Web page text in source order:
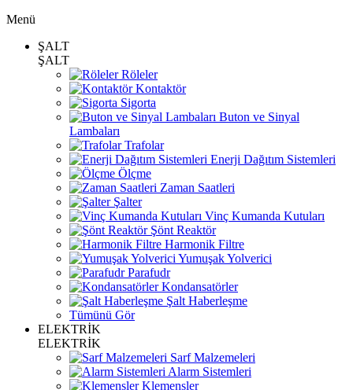
Menü
ŞALT
ŞALT
Röleler
Kontaktör
Sigorta
Buton ve Sinyal
Lambaları
Trafolar
Enerji Dağıtım Sistemleri
Ölçme
Zaman Saatleri
Şalter
Vinç Kumanda Kutuları
Şönt Reaktör
Harmonik Filtre
Yumuşak Yolverici
Parafudr
Kondansatörler
Şalt Haberleşme
Tümünü Gör
ELEKTRİK
ELEKTRİK
Sarf Malzemeleri
Alarm Sistemleri
Klemensler